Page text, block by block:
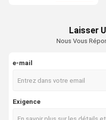
Laisser
Nous Vous
e-mail
Exigence